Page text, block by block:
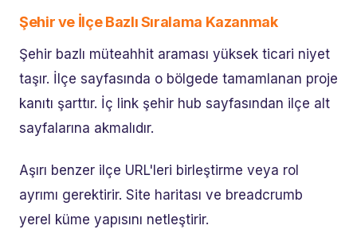
Şehir ve İlçe Bazlı Sıralama Kazanmak
Şehir bazlı müteahhit araması yüksek ticari niyet
taşır. İlçe sayfasında o bölgede tamamlanan proje
kanıtı şarttır. İç link şehir hub sayfasından ilçe alt
sayfalarına akmalıdır.
Aşırı benzer ilçe URL'leri birleştirme veya rol
ayrımı gerektirir. Site haritası ve breadcrumb
yerel küme yapısını netleştirir.